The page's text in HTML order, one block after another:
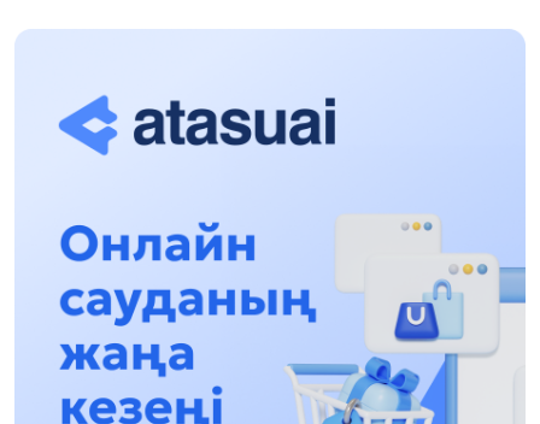
Халықаралық «Формула-1 H2O» жарысын
13:13, 30 Шілде 2026
12:01, 28 Шілде 2026
Абзал Достияр: Думан Мұхаметкәрімді
Алматы түрмесіне ауыстыруы мүмкін
16:15, 27 Шілде 2026